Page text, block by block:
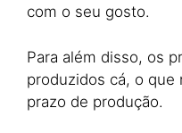
com o seu gosto.
Para além disso, os
produzidos cá, o que
prazo de produção.